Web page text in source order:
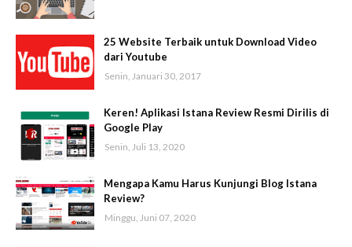
25 Website Terbaik untuk Download Video
dari Youtube
Senin, Januari 30, 2017
Keren! Aplikasi Istana Review Resmi Dirilis di
Google Play
Senin, Juli 13, 2020
Mengapa Kamu Harus Kunjungi Blog Istana
Review?
Minggu, Juni 07, 2020